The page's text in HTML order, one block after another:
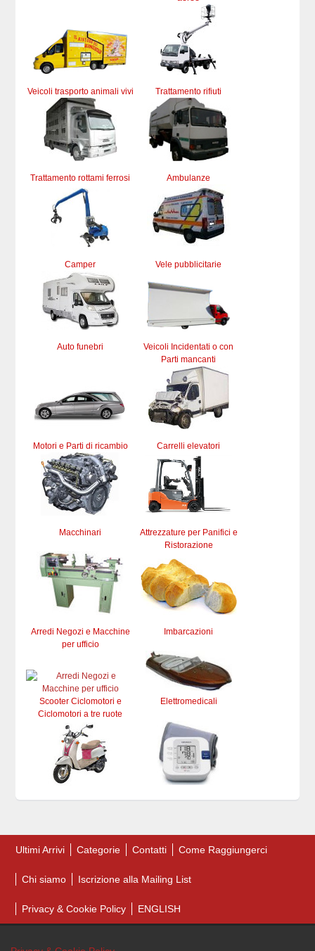
Veicoli trasporto animali vivi Trattamento rifiuti
Trattamento rottami ferrosi Ambulanze
Camper Vele pubblicitarie
Auto funebri
Veicoli Incidentati o con
Parti mancanti
Motori e Parti di ricambio Carrelli elevatori
Macchinari
Attrezzature per Panifici e
Ristorazione
Arredi Negozi e Macchine
per ufficio
Imbarcazioni
Scooter Ciclomotori e
Ciclomotori a tre ruote
Elettromedicali
Ultimi Arrivi Categorie Contatti Come Raggiungerci
Chi siamo Iscrizione alla Mailing List
Privacy & Cookie Policy ENGLISH